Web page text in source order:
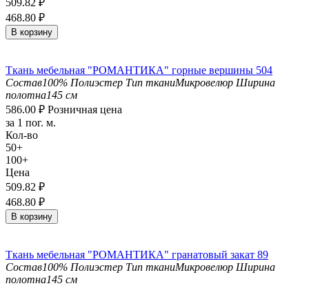
509.82 ₽
468.80 ₽
В корзину
Ткань мебельная "РОМАНТИКА" горные вершины 504
Состав100% Полиэстер Тип тканиМикровелюр Ширина
полотна145 см
586.00 ₽ Розничная цена
за 1 пог. м.
Кол-во
50+
100+
Цена
509.82 ₽
468.80 ₽
В корзину
Ткань мебельная "РОМАНТИКА" гранатовый закат 89
Состав100% Полиэстер Тип тканиМикровелюр Ширина
полотна145 см